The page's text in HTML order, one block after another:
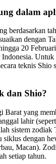
dalam
berdasarkan
dengan
20
Untuk
teknis Shio
dan Shio?
Barat yang
lahir
sistem zodiak
siklus dengan
Macan).
setiap tahun.